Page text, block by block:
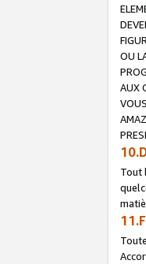
OU
AUX
Tout